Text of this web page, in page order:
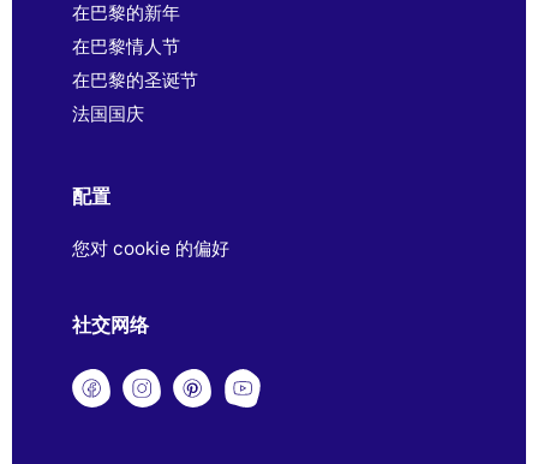
在巴黎的新年
在巴黎情人节
在巴黎的圣诞节
法国国庆
配置
您对 cookie 的偏好
社交网络